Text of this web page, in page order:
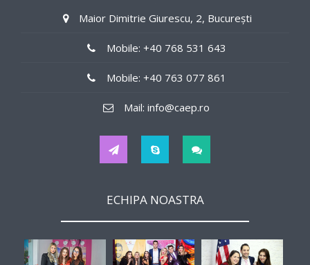
0$/weekly
Maior Dimitrie Giurescu, 2, București
Mobile: +40 768 531 643
Mobile: +40 763 077 861
Mail: info@caep.ro
ECHIPA NOASTRA